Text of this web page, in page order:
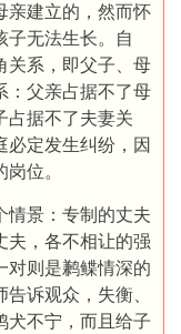
亲建立的，然而怀
子无法生长。自
关系，即父子、母
：父亲占据不了母
占据不了夫妻关
必定发生纠纷，因
位。
情景：专制的丈夫
夫，各不相让的强
对则是鹣鲽情深的
诉观众，失衡、
犬不宁，而且给子